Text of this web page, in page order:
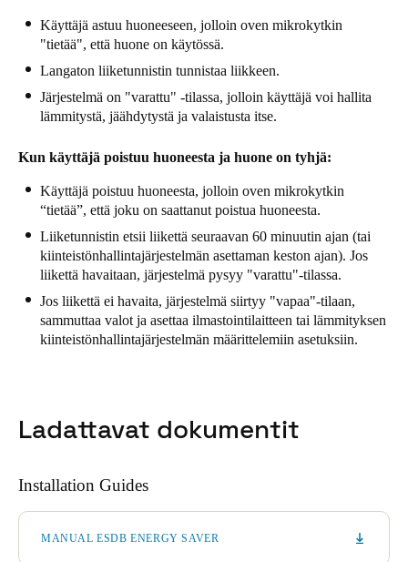
Portugal
Português
Italy
Italiano
Russia
Russian
Poland
Polski
Czech Republic
Čeština
Sweden
Käyttäjä astuu huoneeseen, jolloin oven mikrokytkin
"tietää", että huone on käytössä.
Langaton liiketunnistin tunnistaa liikkeen.
Järjestelmä on "varattu" -tilassa, jolloin käyttäjä voi hallita
lämmitystä, jäähdytystä ja valaistusta itse.
Kun käyttäjä poistuu huoneesta ja huone on tyhjä:
Käyttäjä poistuu huoneesta, jolloin oven mikrokytkin
“tietää”, että joku on saattanut poistua huoneesta.
Liiketunnistin etsii liikettä seuraavan 60 minuutin ajan (tai
kiinteistönhallintajärjestelmän asettaman keston ajan). Jos
liikettä havaitaan, järjestelmä pysyy "varattu"-tilassa.
Jos liikettä ei havaita, järjestelmä siirtyy "vapaa"-tilaan,
sammuttaa valot ja asettaa ilmastointilaitteen tai lämmityksen
kiinteistönhallintajärjestelmän määrittelemiin asetuksiin.
Ladattavat dokumentit
Installation Guides
MANUAL ESDB ENERGY SAVER